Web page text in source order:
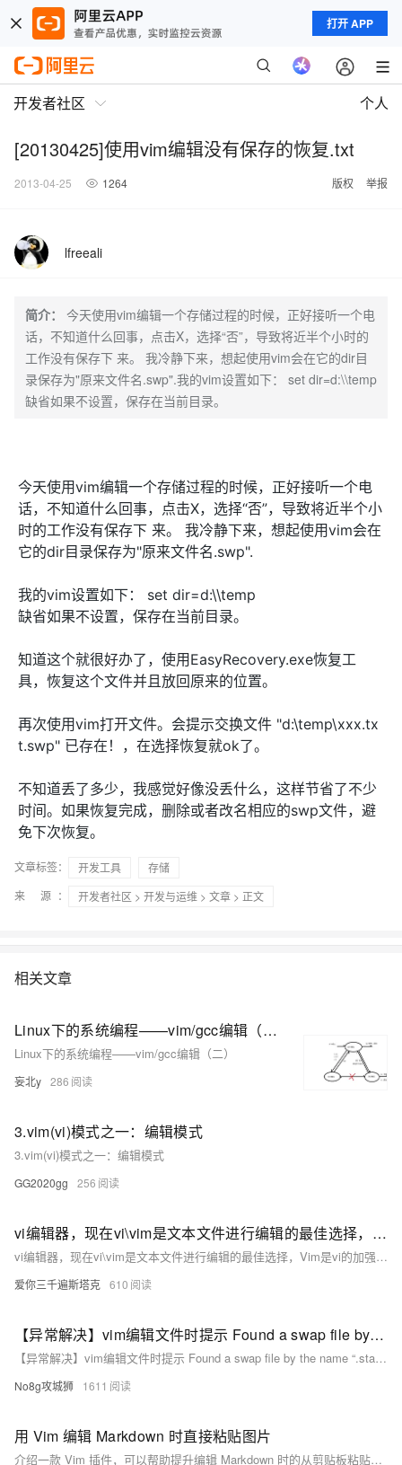
打开 APP
开发者社区 个人
[20130425]使用vim编辑没有保存的恢复.txt
2013-04-25 1264 版权 举报
lfreeali
简介：
今天使用vim编辑一个存储过程的时候，正好接听一个电
话，不知道什么回事，点击X，选择“否”，导致将近半个小时的
工作没有保存下 来。 我冷静下来，想起使用vim会在它的dir目
录保存为"原来文件名.swp".我的vim设置如下： set dir=d:\\temp
缺省如果不设置，保存在当前目录。
今天使用vim编辑一个存储过程的时候，正好接听一个电
话，不知道什么回事，点击X，选择“否”，导致将近半个小
时的工作没有保存下 来。 我冷静下来，想起使用vim会在
它的dir目录保存为"原来文件名.swp".
我的vim设置如下： set dir=d:\\temp
缺省如果不设置，保存在当前目录。
知道这个就很好办了，使用EasyRecovery.exe恢复工
具，恢复这个文件并且放回原来的位置。
再次使用vim打开文件。会提示交换文件 "d:\temp\xxx.tx
t.swp" 已存在！，在选择恢复就ok了。
不知道丢了多少，我感觉好像没丢什么，这样节省了不少
时间。如果恢复完成，删除或者改名相应的swp文件，避
免下次恢复。
文章标签： 开发工具
存储
来 源：
开发者社区 > 开发与运维 > 文章 > 正文
相关文章
Linux下的系统编程——vim/gcc编辑（二）
Linux下的系统编程——vim/gcc编辑（二）
妄北y 286
3.vim(vi)模式之一：编辑模式
3.vim(vi)模式之一：编辑模式
GG2020gg 256
vi编辑器，现在vi\vim是文本文件进行编辑的最佳选择，Vim是vi的加强的版本，兼容vi的所有指令，vim编辑器有三种工作模式，一开始进入的是命令模式，命令模式i是插入的意思，两下y+p复制内容
vi编辑器，现在vi\vim是文本文件进行编辑的最佳选择，Vim是vi的加强的版本，兼容vi的所有指令，vim编辑器有三种工作模式，一开始进入的是命令模式，命令模式i是插入的意思，两下y+p复制内容
爱你三千遍斯塔克 610
【异常解决】vim编辑文件时提示 Found a swap file by the name “.start.sh.swp“的解决方案
【异常解决】vim编辑文件时提示 Found a swap file by the name “.start.sh.swp“的解决方案
No8g攻城狮 1611
用 Vim 编辑 Markdown 时直接粘贴图片
介绍一款 Vim 插件，可以帮助提升编辑 Markdown 时的从剪贴板粘贴图片的效率和体验。